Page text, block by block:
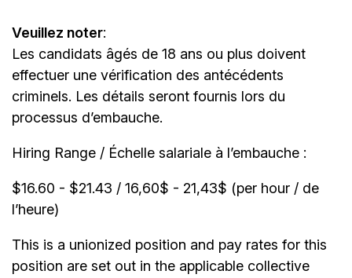
Veuillez noter:
Les candidats âgés de 18 ans ou plus doivent
effectuer une vérification des antécédents
criminels. Les détails seront fournis lors du
processus d’embauche.
Hiring Range / Échelle salariale à l’embauche :
$16.60 - $21.43 / 16,60$ - 21,43$ (per hour / de
l’heure)
This is a unionized position and pay rates for this
position are set out in the applicable collective